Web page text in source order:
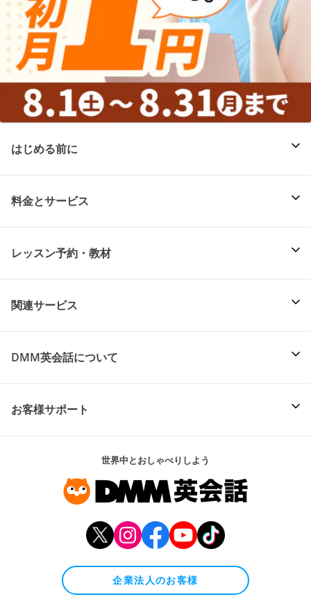
はじめる前に
料金とサービス
レッスン予約・教材
関連サービス
DMM英会話について
お客様サポート
世界中とおしゃべりしよう
企業法人のお客様